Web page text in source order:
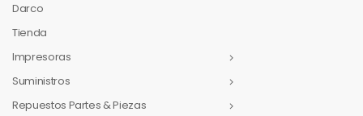
Darco
Tienda
Impresoras
Suministros
Repuestos Partes & Piezas